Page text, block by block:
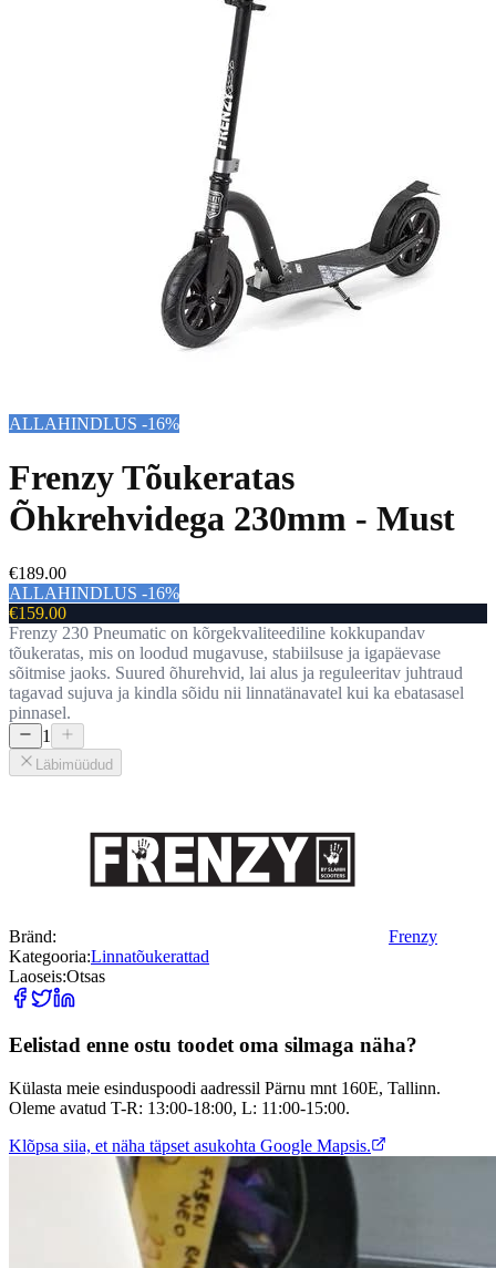
ALLAHINDLUS -16%
Frenzy Tõukeratas
Õhkrehvidega 230mm - Must
€189.00
ALLAHINDLUS -16%
€159.00
Frenzy 230 Pneumatic on kõrgekvaliteediline kokkupandav
tõukeratas, mis on loodud mugavuse, stabiilsuse ja igapäevase
sõitmise jaoks. Suured õhurehvid, lai alus ja reguleeritav juhtraud
tagavad sujuva ja kindla sõidu nii linnatänavatel kui ka ebatasasel
pinnasel.
1
Läbimüüdud
Bränd:
Frenzy
Kategooria:Linnatõukerattad
Laoseis:Otsas
Eelistad enne ostu toodet oma silmaga näha?
Külasta meie esinduspoodi aadressil Pärnu mnt 160E, Tallinn.
Oleme avatud T-R: 13:00-18:00, L: 11:00-15:00.
Klõpsa siia, et näha täpset asukohta Google Mapsis.